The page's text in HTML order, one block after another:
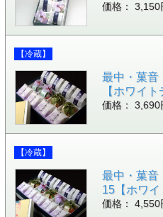
価格： 3,150
【冷蔵】
最中・菓音
【ホワイト
価格： 3,690
【冷蔵】
最中・菓音
15【ホワイ
価格： 4,550